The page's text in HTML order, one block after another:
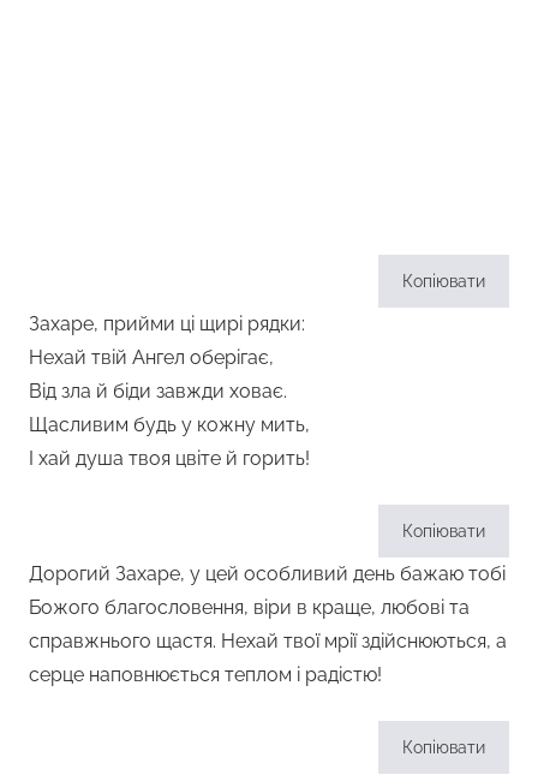
Копіювати
Захаре, прийми ці щирі рядки:
Нехай твій Ангел оберігає,
Від зла й біди завжди ховає.
Щасливим будь у кожну мить,
І хай душа твоя цвіте й горить!
Копіювати
Дорогий Захаре, у цей особливий день бажаю тобі
Божого благословення, віри в краще, любові та
справжнього щастя. Нехай твої мрії здійснюються, а
серце наповнюється теплом і радістю!
Копіювати